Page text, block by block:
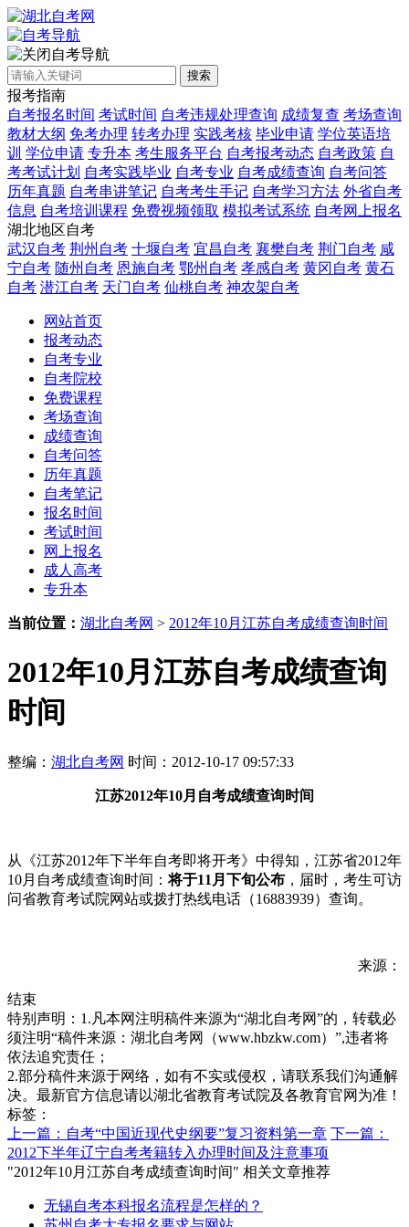
自考导航
搜索
报考指南
自考报名时间 考试时间 自考违规处理查询 成绩复查 考场查询
教材大纲 免考办理 转考办理 实践考核 毕业申请 学位英语培
训 学位申请 专升本 考生服务平台 自考报考动态 自考政策 自
考考试计划 自考实践毕业 自考专业 自考成绩查询 自考问答
历年真题 自考串讲笔记 自考考生手记 自考学习方法 外省自考
信息 自考培训课程 免费视频领取 模拟考试系统 自考网上报名
湖北地区自考
武汉自考 荆州自考 十堰自考 宜昌自考 襄樊自考 荆门自考 咸
宁自考 随州自考 恩施自考 鄂州自考 孝感自考 黄冈自考 黄石
自考 潜江自考 天门自考 仙桃自考 神农架自考
网站首页
报考动态
自考专业
自考院校
免费课程
考场查询
成绩查询
自考问答
历年真题
自考笔记
报名时间
考试时间
网上报名
成人高考
专升本
当前位置： 湖北自考网 > 2012年10月江苏自考成绩查询时间
2012年10月江苏自考成绩查询
时间
整编： 湖北自考网 时间：2012-10-17 09:57:33
江苏2012年10月 自考成绩查询时间
从《江苏2012年下半年自考即将开考》中得知，江苏省2012年
10月自考成绩查询时间：将于11月下旬公布 ，届时，考生可访
问省教育考试院网站或拨打热线电话（16883939）查询。
来源：
结束
特别声明：1.凡本网注明稿件来源为“湖北自考网”的，转载必
须注明“稿件来源：湖北自考网（www.hbzkw.com）”,违者将
依法追究责任；
2.部分稿件来源于网络，如有不实或侵权，请联系我们沟通解
决。最新官方信息请以湖北省教育考试院及各教育官网为准！
标签：
上一篇：自考“中国近现代史纲要”复习资料第一章 下一篇：
2012下半年辽宁自考考籍转入办理时间及注意事项
"2012年10月江苏自考成绩查询时间" 相关文章推荐
无锡自考本科报名流程是怎样的？